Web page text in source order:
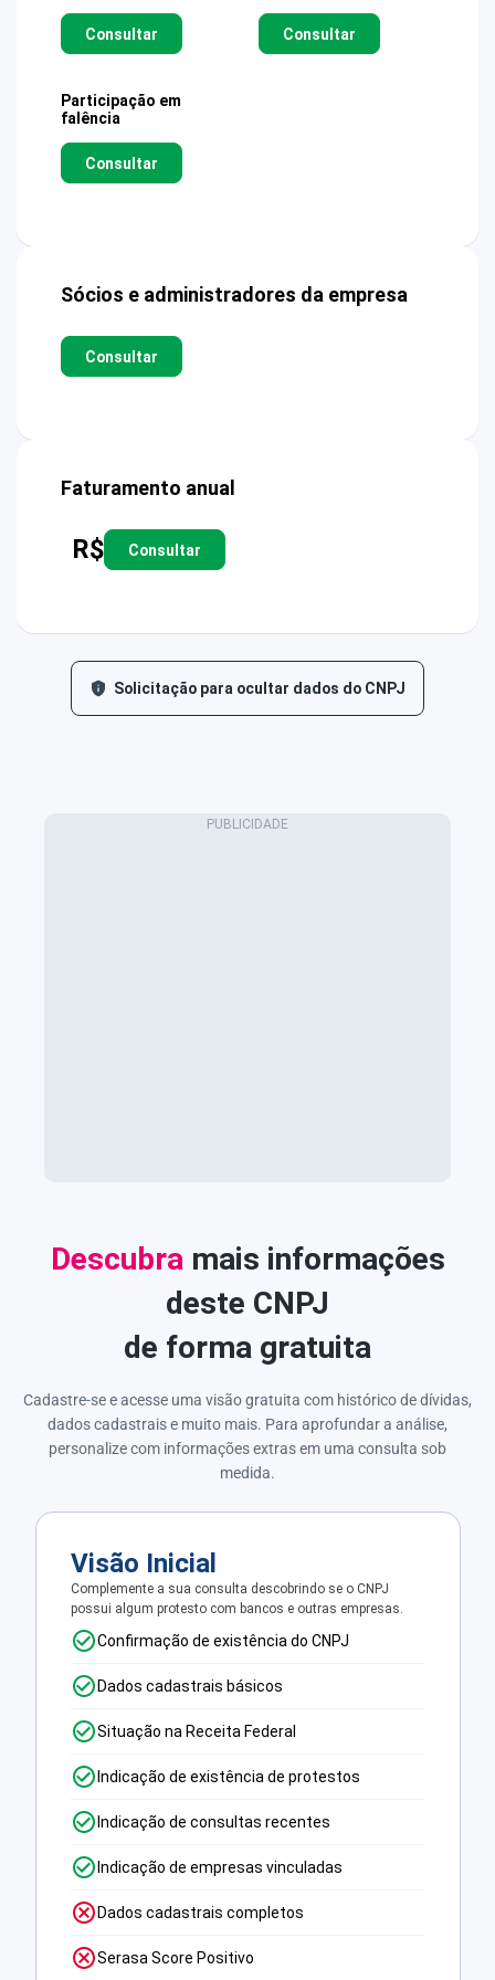
Consultar Consultar
Participação em
falência
Consultar
Sócios e administradores da empresa
Consultar
Faturamento anual
R$ Consultar
Solicitação para ocultar dados do CNPJ
Descubramais informações
deste CNPJ
de forma gratuita
Cadastre-se e acesse uma visão gratuita com histórico de dívidas,
dados cadastrais e muito mais. Para aprofundar a análise,
personalize com informações extras em uma consulta sob
medida.
Visão Inicial
Complemente a sua consulta descobrindo se o CNPJ
possui algum protesto com bancos e outras empresas.
Confirmação de existência do CNPJ
Dados cadastrais básicos
Situação na Receita Federal
Indicação de existência de protestos
Indicação de consultas recentes
Indicação de empresas vinculadas
Dados cadastrais completos
Serasa Score Positivo